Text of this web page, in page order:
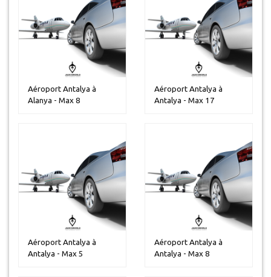
Aéroport Antalya à
Alanya - Max 8
Aéroport Antalya à
Antalya - Max 17
Aéroport Antalya à
Antalya - Max 5
Aéroport Antalya à
Antalya - Max 8